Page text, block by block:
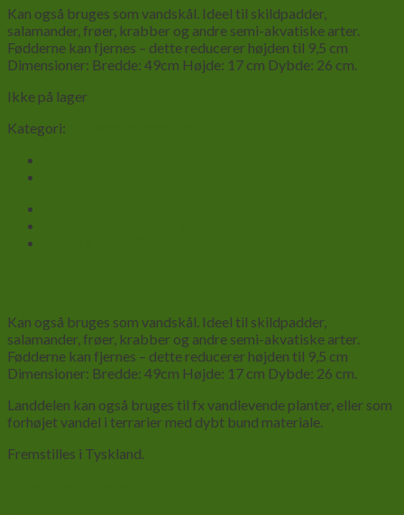
Kan også bruges som vandskål. Ideel til skildpadder,
salamander, frøer, krabber og andre semi-akvatiske arter.
Fødderne kan fjernes – dette reducerer højden til 9,5 cm
Dimensioner: Bredde: 49cm Højde: 17 cm Dybde: 26 cm.
Ikke på lager
Kategori:
Kan også bruges som vandskål. Ideel til skildpadder,
salamander, frøer, krabber og andre semi-akvatiske arter.
Fødderne kan fjernes – dette reducerer højden til 9,5 cm
Dimensioner: Bredde: 49cm Højde: 17 cm Dybde: 26 cm.
Landdelen kan også bruges til fx vandlevende planter, eller som
forhøjet vandel i terrarier med dybt bund materiale.
Fremstilles i Tyskland.